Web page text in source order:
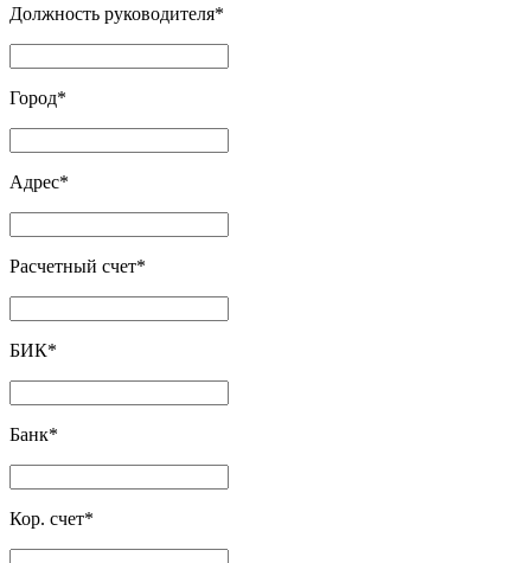
Должность руководителя*
Город*
Адрес*
Расчетный счет*
БИК*
Банк*
Кор. счет*